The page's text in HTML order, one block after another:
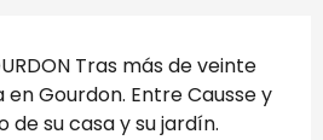
Tras más de veinte
Gourdon. Entre Causse y
de su casa y su jardín.